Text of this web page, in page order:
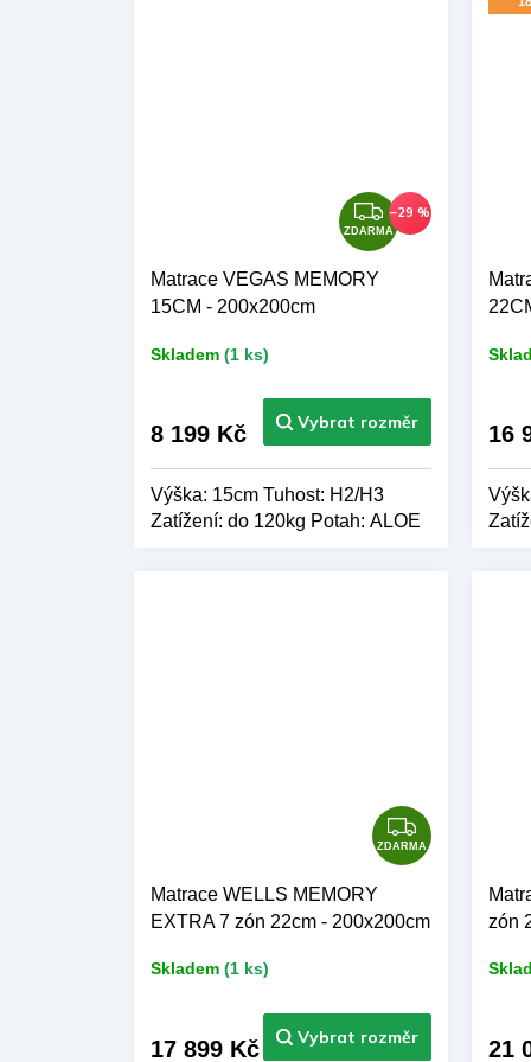
Z
D
ZDARMA
–29 %
Matrace VEGAS MEMORY
15CM - 200x200cm
Skladem (1 ks)
8 199 Kč
Výška: 15cm Tuhost: H2/H3
Zatížení: do 120kg Potah: ALOE
16
Z
D
R
M
ZDARMA
Matrace WELLS MEMORY
EXTRA 7 zón 22cm - 200x200cm
Skladem (1 ks)
17 899 Kč
zón
21